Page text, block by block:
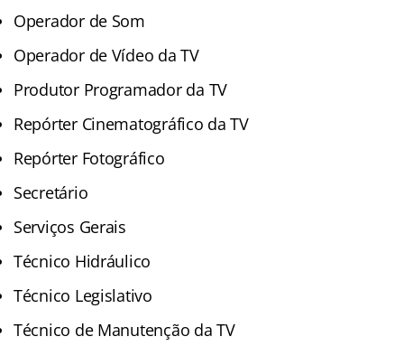
Operador de Som
Operador de Vídeo da TV
Produtor Programador da TV
Repórter Cinematográfico da TV
Repórter Fotográfico
Secretário
Serviços Gerais
Técnico Hidráulico
Técnico Legislativo
Técnico de Manutenção da TV